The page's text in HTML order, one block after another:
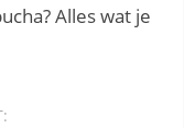
Alles wat je